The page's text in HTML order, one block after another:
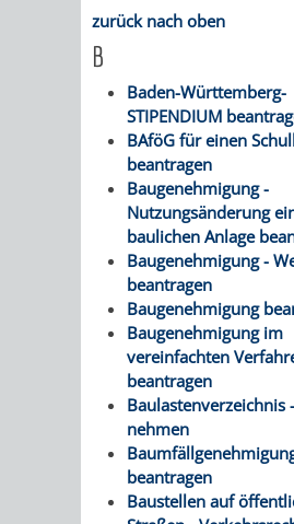
zurück nach oben
B
Baden-Württemberg-
STIPENDIUM
BAföG für einen
beantragen
Baugenehmigung -
Nutzungsänderung
baulichen Anlage
Baugenehmigung -
beantragen
Baugenehmigung
Baugenehmigung im
vereinfachten
beantragen
Baulastenverzeichnis
nehmen
beantragen
Baustellen auf